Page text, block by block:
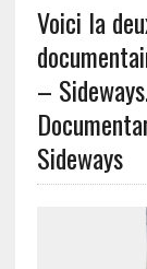
Voici la
–
Sideways